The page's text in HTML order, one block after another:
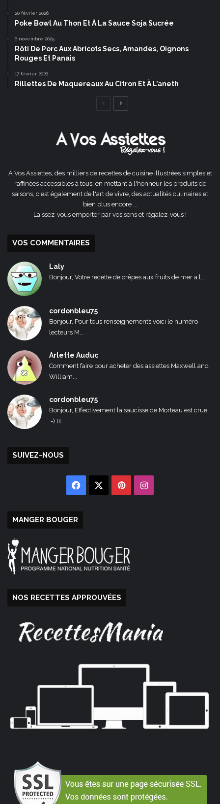
20 février 2026
Poke Bowl Au Thon Et À La Sauce Soja Sucrée
6 novembre 2025
Rôti De Porc Aux Abricots Secs, Amandes, Oignons
Rouges Et Panais
17 février 2026
Rillettes De Maquereaux Au Citron Et À L’aneth
Page
A Vos Assiettes, des milliers de recettes de cuisine illustrées simples et
raffinées accessibles à tous, en mettant à l'honneur les produits de
saisons, c'est également de l'art de vivre, des actualités culinaires et
bien plus encore ...
Laissez-vous emporter par vos sens et régalez-vous !
VOS COMMENTAIRES
Laly
Bonjour, Votre recette de crêpes aux fruits de mer a l...
cordonbleu75
Bonjour, Pour tous renseignements voici le numéro
lecteurs M...
Arlette Auduc
Comment faire pour acheter des assiettes Maxwell and
William...
cordonbleu75
Bonjour, Effectivement la saucisse de Morteau est crue
:-) B...
SUIVEZ-NOUS
Facebook PinterestInstagram
MANGER BOUGER
NOS RECETTES APPROUVÉES